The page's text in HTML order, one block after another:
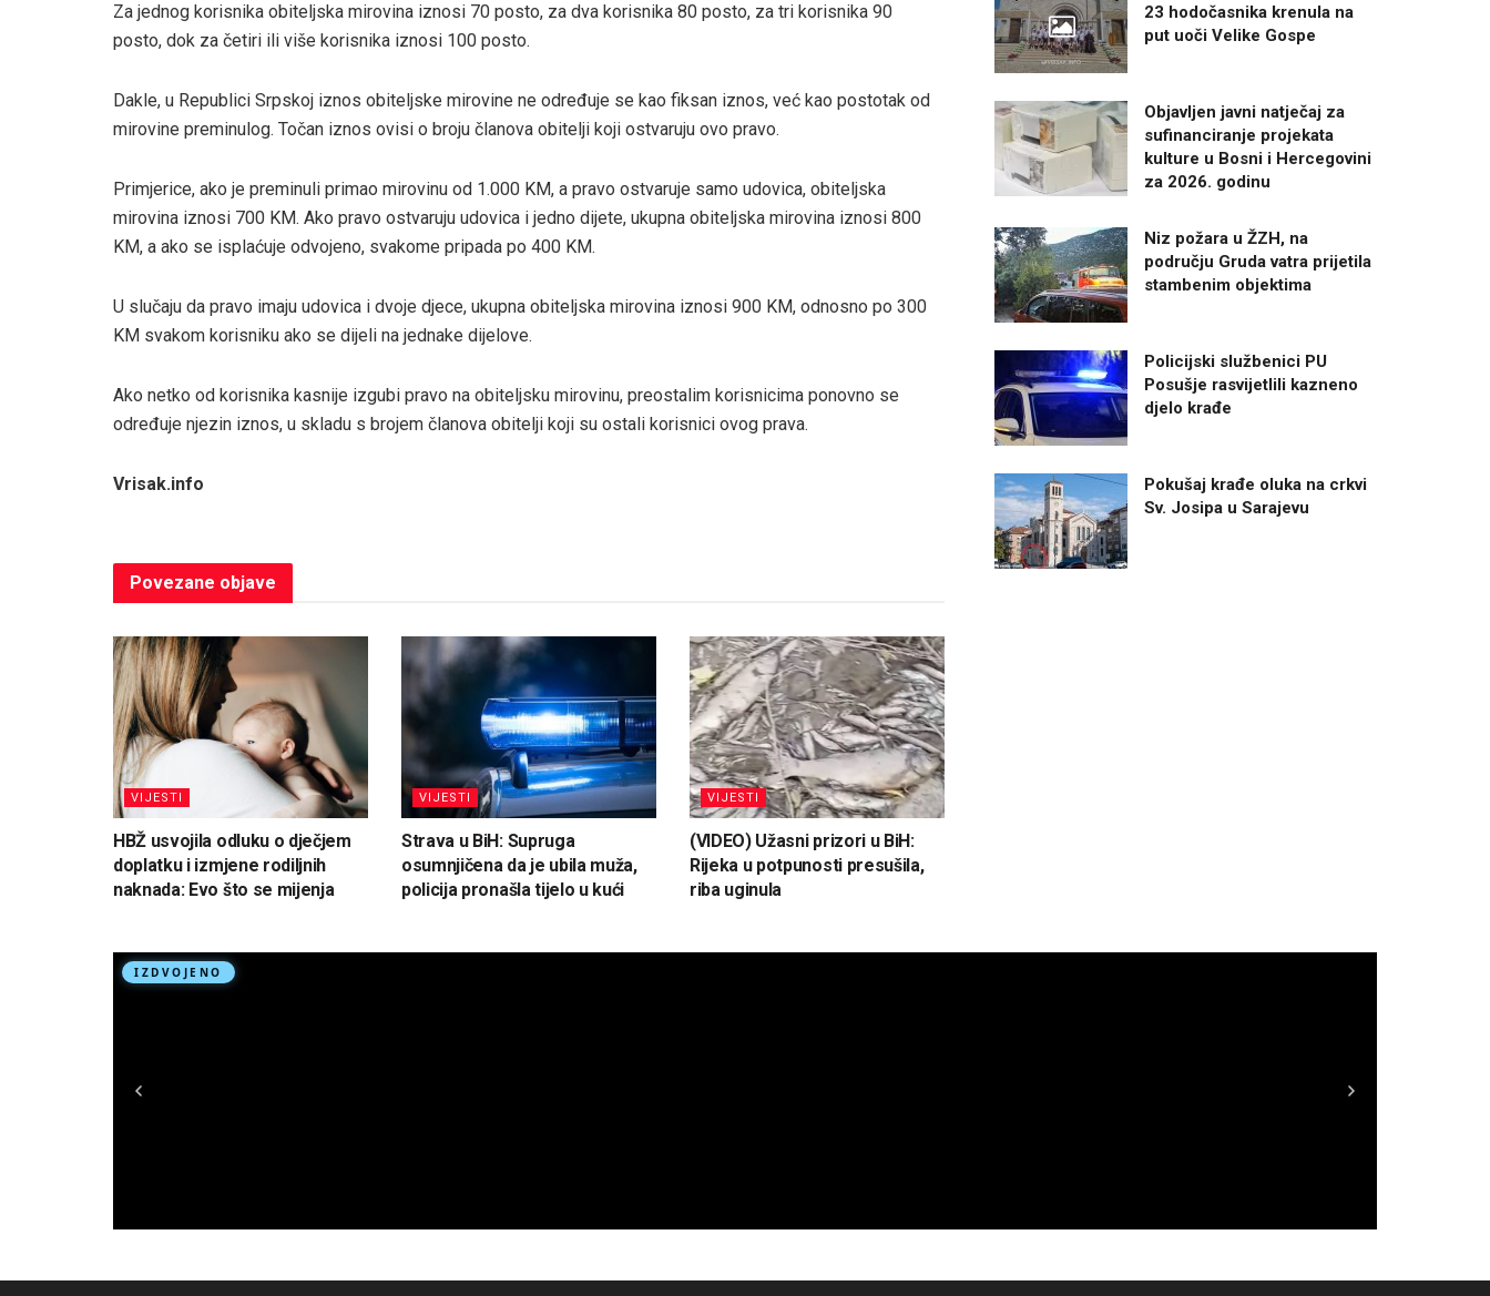
Za jednog korisnika obiteljska mirovina iznosi 70 posto, za dva korisnika 80 posto, za tri korisnika 90
posto, dok za četiri ili više korisnika iznosi 100 posto.
Dakle, u Republici Srpskoj iznos obiteljske mirovine ne određuje se kao fiksan iznos, već kao postotak od
mirovine preminulog. Točan iznos ovisi o broju članova obitelji koji ostvaruju ovo pravo.
Primjerice, ako je preminuli primao mirovinu od 1.000 KM, a pravo ostvaruje samo udovica, obiteljska
mirovina iznosi 700 KM. Ako pravo ostvaruju udovica i jedno dijete, ukupna obiteljska mirovina iznosi 800
KM, a ako se isplaćuje odvojeno, svakome pripada po 400 KM.
U slučaju da pravo imaju udovica i dvoje djece, ukupna obiteljska mirovina iznosi 900 KM, odnosno po 300
KM svakom korisniku ako se dijeli na jednake dijelove.
Ako netko od korisnika kasnije izgubi pravo na obiteljsku mirovinu, preostalim korisnicima ponovno se
određuje njezin iznos, u skladu s brojem članova obitelji koji su ostali korisnici ovog prava.
Vrisak.info
Povezane objave
VIJESTI
HBŽ usvojila odluku o dječjem
doplatku i izmjene rodiljnih
naknada: Evo što se mijenja
VIJESTI
Strava u BiH: Supruga
osumnjičena da je ubila muža,
policija pronašla tijelo u kući
VIJESTI
(VIDEO) Užasni prizori u BiH:
Rijeka u potpunosti presušila,
riba uginula
23 hodočasnika krenula na
put uoči Velike Gospe
Objavljen javni natječaj za
sufinanciranje projekata
kulture u Bosni i Hercegovini
za 2026. godinu
Niz požara u ŽZH, na
području Gruda vatra prijetila
stambenim objektima
Policijski službenici PU
Posušje rasvijetlili kazneno
djelo krađe
Pokušaj krađe oluka na crkvi
Sv. Josipa u Sarajevu